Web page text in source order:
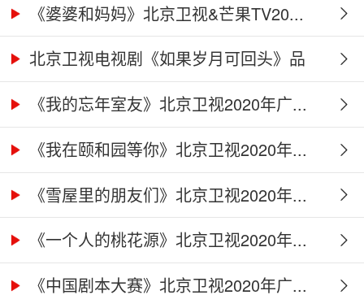
《婆婆和妈妈》北京卫视&芒果TV20...
北京卫视电视剧《如果岁月可回头》品
牌...《我的忘年室友》北京卫视2020年广...
《我在颐和园等你》北京卫视2020年...
《雪屋里的朋友们》北京卫视2020年...
《一个人的桃花源》北京卫视2020年...
《中国剧本大赛》北京卫视2020年广...